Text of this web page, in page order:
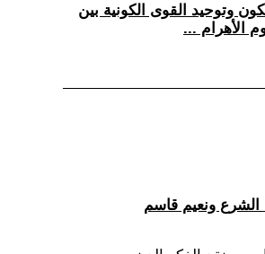
وتوحيد القوى الكونية بين
الأهرام ...